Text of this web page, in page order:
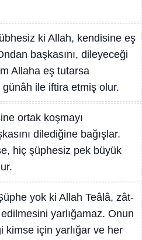
ki Allah, kendisine eş
başkasını, dileyeceği
Allaha eş tutarsa
ile iftira etmiş olur.
ortak koşmayı
dilediğine bağışlar.
hiç şüphesiz pek büyük
yok ki Allah Teâlâ, zât-
yarlığamaz. Onun
kimse için yarlığar ve her